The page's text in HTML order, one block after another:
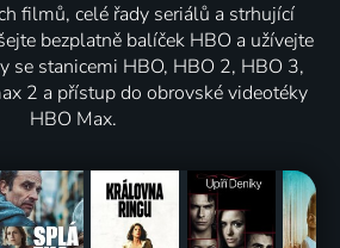
filmů, celé řady seriálů a strhující
bezplatně balíček HBO a užívejte
se stanicemi HBO, HBO 2, HBO 3,
2 a přístup do obrovské videotéky
HBO Max.